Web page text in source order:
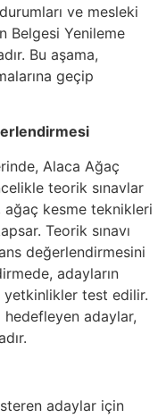
ve mesleki
Belgesi Yenileme
Bu aşama,
geçip
Alaca Ağaç
teorik sınavlar
ağaç kesme teknikleri
Teorik sınavı
değerlendirmesini
adayların
test edilir.
hedefleyen adaylar,
adaylar için